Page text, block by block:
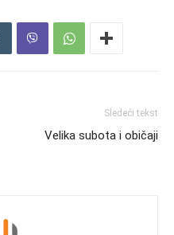
Sledeći tekst
Velika subota i običaji